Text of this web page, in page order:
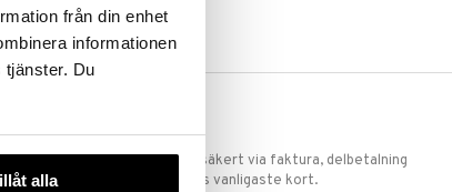
från din enhet
informationen
tjänster. Du
alla
TRYGGA KÖP
Handla tryggt & säkert via faktura, delbetalning
eller marknadens vanligaste kort.